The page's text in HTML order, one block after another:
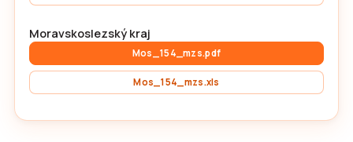
Moravskoslezský kraj
Mos_154_mzs.pdf
Mos_154_mzs.xls